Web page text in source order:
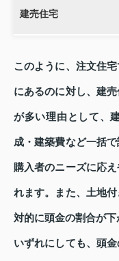
建売住宅
このように、注文住
にあるのに対し、建
が多い理由として、
成・建築費など一括
購入者のニーズに応
れます。また、土地
対的に頭金の割合が下
いずれにしても、頭